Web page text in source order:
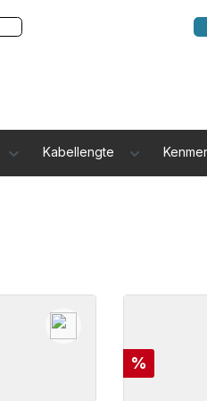
Kabellengte
Korting
%